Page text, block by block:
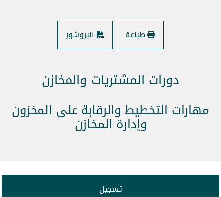
طباعة البروشور
دورات المشتريات والمخازن
مهارات التخطيط والرقابة على المخزون
وإدارة المخازن
تسجيل